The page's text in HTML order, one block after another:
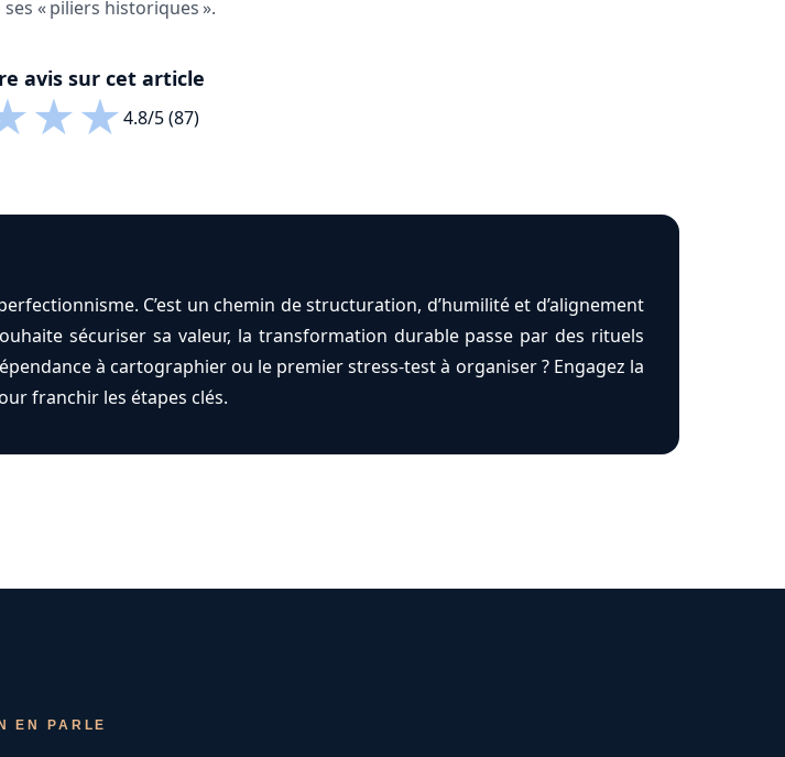
« piliers historiques ».
avis sur cet article
★★4.8/5 (87)
C’est un chemin de structuration, d’humilité et d’alignement
sécuriser sa valeur, la transformation durable passe par des rituels
à cartographier ou le premier stress-test à organiser ? Engagez la
franchir les étapes clés.
EN PARLE